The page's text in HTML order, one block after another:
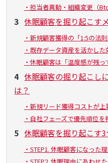
・担当者異動・組織変更（
3 休眠顧客を掘り起こす
・新規顧客獲得の「1:5の法
・既存データ資産を活かし
・休眠顧客は「温度感が残
4 休眠顧客の掘り起こし
は？
・新規リード獲得コストが
・自社フェーズで優先順位
5 休眠顧客を掘り起こす
・STEP1. 休眠顧客になった